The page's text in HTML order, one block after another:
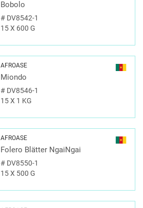
Bobolo
#DV8542-1
15 X 600 G
AFROASE
Miondo
#DV8546-1
15 X 1 KG
AFROASE
Folero Blätter NgaiNgai
#DV8550-1
15 X 500 G